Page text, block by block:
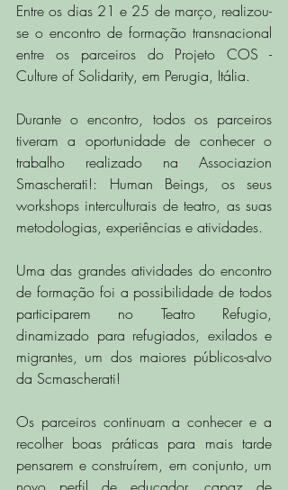
Entre os dias 21 e 25 de março, realizou-
se o encontro de formação transnacional
entre os parceiros do Projeto COS -
Culture of Solidarity, em Perugia, Itália.
Durante o encontro, todos os parceiros
tiveram a oportunidade de conhecer o
trabalho realizado na Associazion
Smascherati!: Human Beings, os seus
workshops interculturais de teatro, as suas
metodologias, experiências e atividades.
Uma das grandes atividades do encontro
de formação foi a possibilidade de todos
participarem no Teatro Refugio,
dinamizado para refugiados, exilados e
migrantes, um dos maiores públicos-alvo
da Scmascherati!
Os parceiros continuam a conhecer e a
recolher boas práticas para mais tarde
pensarem e construírem, em conjunto, um